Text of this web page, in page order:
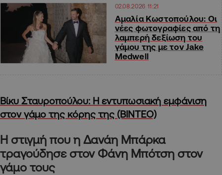
02.08.2026 11:21
Αμαλία Κωστοπούλου: Οι
νέες φωτογραφίες από τη
λαμπερή δεξίωση του
γάμου της με τον Jake
Medwell
Βίκυ Σταυροπούλου: Η εντυπωσιακή εμφάνιση
στον γάμο της κόρης της (ΒΙΝΤΕΟ)
Η στιγμή που η Δανάη Μπάρκα
τραγούδησε στον Φάνη Μπότση στον
γάμο τους